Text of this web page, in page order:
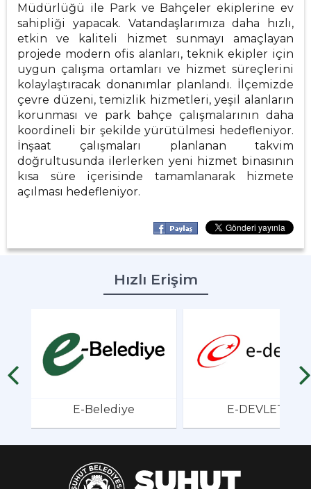
Müdürlüğü ile Park ve Bahçeler ekiplerine ev
sahipliği yapacak. Vatandaşlarımıza daha hızlı,
etkin ve kaliteli hizmet sunmayı amaçlayan
projede modern ofis alanları, teknik ekipler için
uygun çalışma ortamları ve hizmet süreçlerini
kolaylaştıracak donanımlar planlandı. İlçemizde
çevre düzeni, temizlik hizmetleri, yeşil alanların
korunması ve park bahçe çalışmalarının daha
koordineli bir şekilde yürütülmesi hedefleniyor.
İnşaat çalışmaları planlanan takvim
doğrultusunda ilerlerken yeni hizmet binasının
kısa süre içerisinde tamamlanarak hizmete
açılması hedefleniyor.
Hızlı Erişim
E-Belediye E-DEVLET